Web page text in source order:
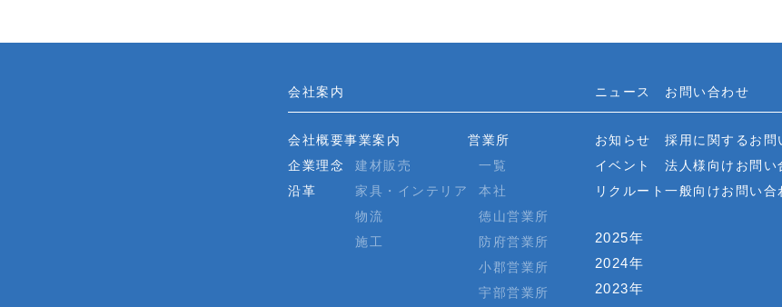
会社案内
会社概要
企業理念
沿革
事業案内
建材販売
家具・インテリア
物流
施工
営業所
一覧
本社
徳山営業所
防府営業所
小郡営業所
宇部営業所
ニュース
お知らせ
イベント
リクルート
2025年
2024年
2023年
お問い合わせ
採用に関するお問
法人様向けお問い
一般向けお問い合